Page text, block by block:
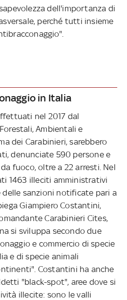
dell'importanza di
perché tutti insieme
in Italia
nel 2017 dal
Ambientali e
dei Carabinieri, sarebbero
denunciate 590 persone e
fuoco, oltre a 22 arresti. Nel
1463 illeciti amministrativi
sanzioni notificate pari a
Giampiero Costantini,
Carabinieri Cites,
si sviluppa secondo due
e commercio di specie
e di specie animali
Costantini ha anche
"black-spot", aree dove si
illecite: sono le valli